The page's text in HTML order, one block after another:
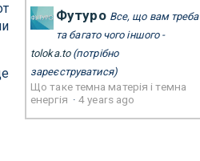
Футуро Все, що вам треба
та багато чого іншого -
toloka.to(потрібно
зареєструватися)
Що таке темна матерія і темна
енергія ·4 years ago